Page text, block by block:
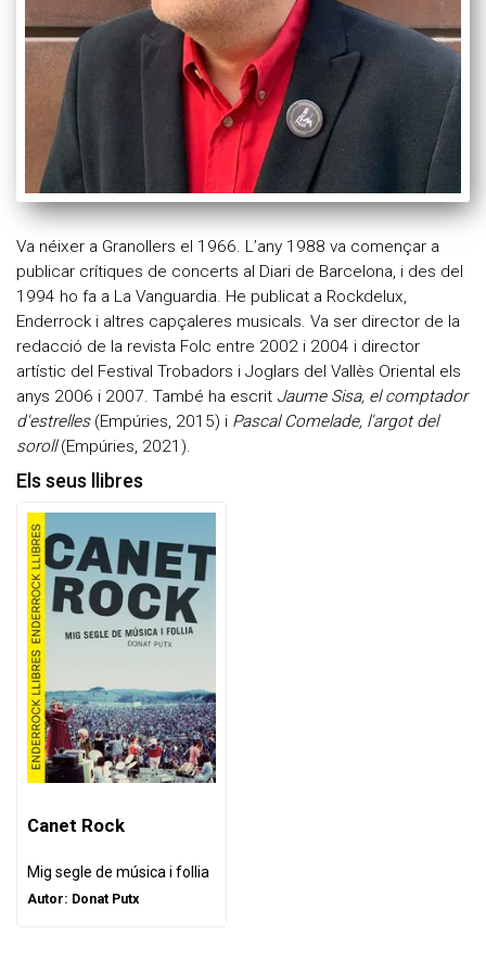
Enderrock.cat
Va néixer a Granollers el 1966. L’any 1988 va començar a
publicar crítiques de concerts al Diari de Barcelona, i des del
1994 ho fa a La Vanguardia. He publicat a Rockdelux,
Enderrock i altres capçaleres musicals. Va ser director de la
redacció de la revista Folc entre 2002 i 2004 i director
artístic del Festival Trobadors i Joglars del Vallès Oriental els
anys 2006 i 2007. També ha escrit Jaume Sisa, el comptador
d'estrelles(Empúries, 2015) i Pascal Comelade, l'argot del
soroll(Empúries, 2021).
Els seus llibres
Canet Rock
Mig segle de música i follia
Autor: Donat Putx